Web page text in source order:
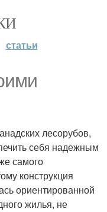
статьи
лесорубов,
себя надежным
самого
конструкция
ориентированной
жилья, не